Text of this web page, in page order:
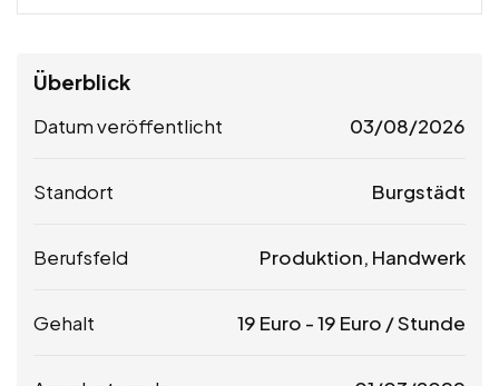
Überblick
Datum veröffentlicht 03/08/2026
Standort Burgstädt
Berufsfeld Produktion, Handwerk
Gehalt 19 Euro -19 Euro / Stunde